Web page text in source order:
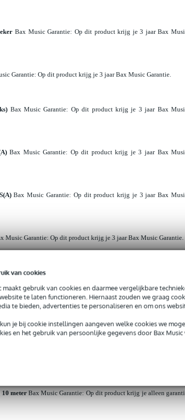
van cookies
maakt gebruik van cookies en daarmee vergelijkbare
te laten functioneren. Hiernaast zouden we graag
te bieden, advertenties te personaliseren en om ons
je bij cookie instellingen aangeven welke cookies we
en het gebruik van persoonlijke gegevens door Bax Music
Bax Music Garantie: Op dit product krijg je 3 jaar Bax
Garantie: Op dit product krijg je 3 jaar Bax Music Garantie.
Bax Music Garantie: Op dit product krijg je 3 jaar Bax
Bax Music Garantie: Op dit product krijg je 3 jaar Bax
Bax Music Garantie: Op dit product krijg je 3 jaar Bax
Music Garantie: Op dit product krijg je 3 jaar Bax Music Garantie.
5 mBax Music Garantie
en mediaspeler
meterBax Music Garantie: Op dit product krijg je alleen